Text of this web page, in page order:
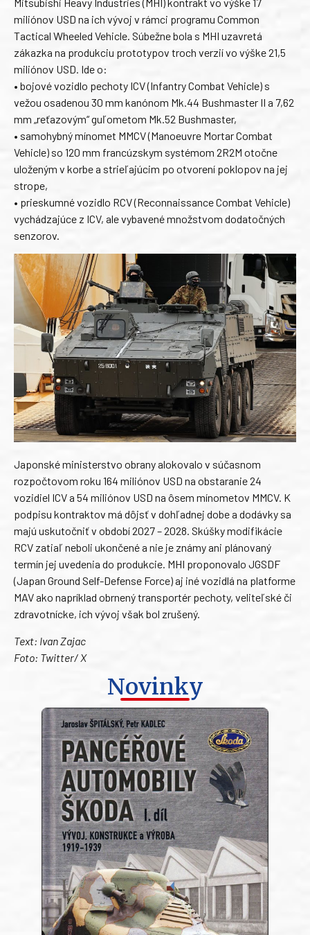
miliónov USD na ich vývoj v rámci programu Common
Tactical Wheeled Vehicle. Súbežne bola s MHI uzavretá
zákazka na produkciu prototypov troch verzií vo výške 21,5
miliónov USD. Ide o:
• bojové vozidlo pechoty ICV (Infantry Combat Vehicle) s
vežou osadenou 30 mm kanónom Mk.44 Bushmaster II a 7,62
mm „reťazovým“ guľometom Mk.52 Bushmaster,
• samohybný mínomet MMCV (Manoeuvre Mortar Combat
Vehicle) so 120 mm francúzskym systémom 2R2M otočne
uloženým v korbe a strieľajúcim po otvorení poklopov na jej
strope,
• prieskumné vozidlo RCV (Reconnaissance Combat Vehicle)
vychádzajúce z ICV, ale vybavené množstvom dodatočných
senzorov.
Japonské ministerstvo obrany alokovalo v súčasnom
rozpočtovom roku 164 miliónov USD na obstaranie 24
vozidiel ICV a 54 miliónov USD na ôsem mínometov MMCV. K
podpisu kontraktov má dôjsť v dohľadnej dobe a dodávky sa
majú uskutočniť v období 2027 – 2028. Skúšky modifikácie
RCV zatiaľ neboli ukončené a nie je známy ani plánovaný
termín jej uvedenia do produkcie. MHI proponovalo JGSDF
(Japan Ground Self-Defense Force) aj iné vozidlá na platforme
MAV ako napríklad obrnený transportér pechoty, veliteľské či
zdravotnícke, ich vývoj však bol zrušený.
Text: Ivan Zajac
Foto: Twitter/ X
Novinky